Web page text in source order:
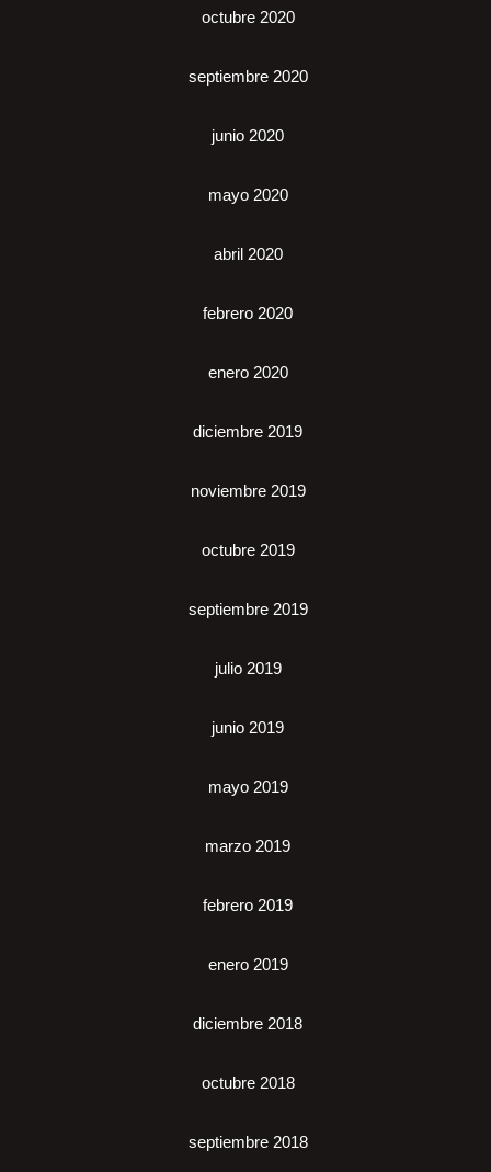
octubre 2020
septiembre 2020
junio 2020
mayo 2020
abril 2020
febrero 2020
enero 2020
diciembre 2019
noviembre 2019
octubre 2019
septiembre 2019
julio 2019
junio 2019
mayo 2019
marzo 2019
febrero 2019
enero 2019
diciembre 2018
octubre 2018
septiembre 2018